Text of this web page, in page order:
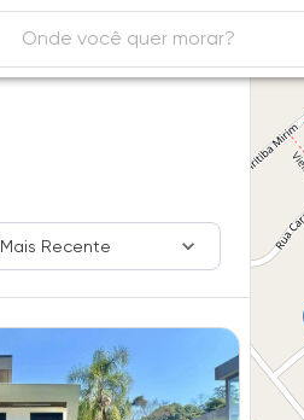
Mais Recente